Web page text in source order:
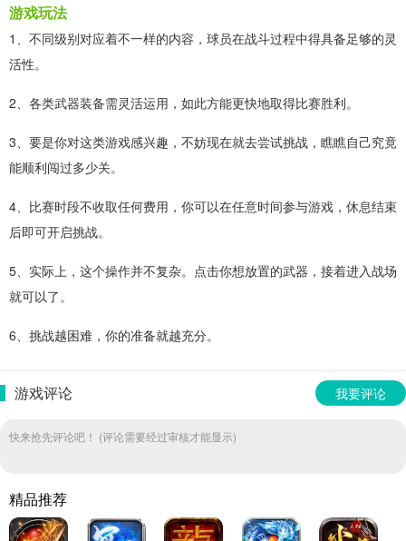
游戏玩法
1、不同级别对应着不一样的内容，球员在战斗过程中得具备足够的灵
活性。
2、各类武器装备需灵活运用，如此方能更快地取得比赛胜利。
3、要是你对这类游戏感兴趣，不妨现在就去尝试挑战，瞧瞧自己究竟
能顺利闯过多少关。
4、比赛时段不收取任何费用，你可以在任意时间参与游戏，休息结束
后即可开启挑战。
5、实际上，这个操作并不复杂。点击你想放置的武器，接着进入战场
就可以了。
6、挑战越困难，你的准备就越充分。
游戏评论 我要评论
快来抢先评论吧！ (评论需要经过审核才能显示)
精品推荐